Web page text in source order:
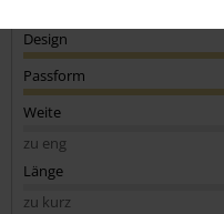
Design
Passform
Weite
zu eng
Länge
zu kurz